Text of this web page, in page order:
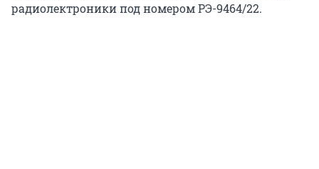
радиолектроники под номером РЭ-9464/22.